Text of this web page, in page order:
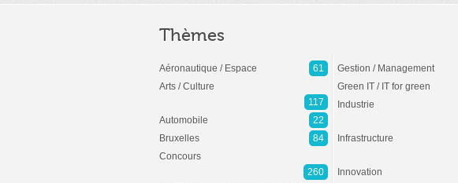
Thèmes
Aéronautique / Espace
61
Arts / Culture
117
Automobile
22
Bruxelles
84
Concours
260
Gestion / Management
Green IT / IT for green
Industrie
Infrastructure
Innovation